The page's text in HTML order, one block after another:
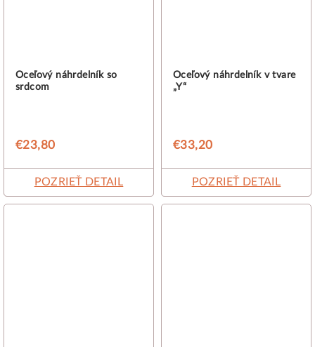
Oceľový náhrdelník so
srdcom
€23,80
POZRIEŤ DETAIL
Oceľový náhrdelník v tvare
„Y“
€33,20
POZRIEŤ DETAIL